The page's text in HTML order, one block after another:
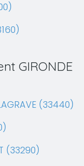
GIRONDE
(33440)
(33290)